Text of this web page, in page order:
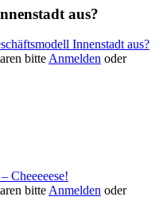
aus?
Innenstadt aus?
bitte Anmelden oder
Cheeeeese!
bitte Anmelden oder